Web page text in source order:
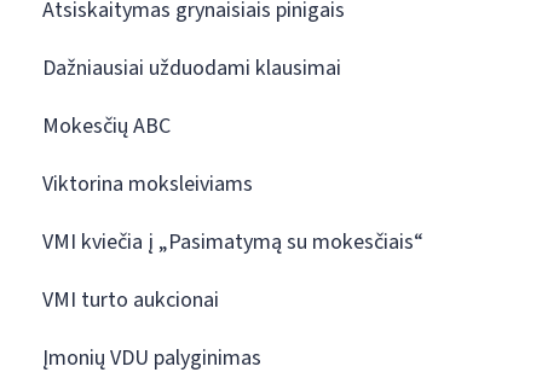
Atsiskaitymas grynaisiais pinigais
Dažniausiai užduodami klausimai
Mokesčių ABC
Viktorina moksleiviams
VMI kviečia į „Pasimatymą su mokesčiais“
VMI turto aukcionai
Įmonių VDU palyginimas